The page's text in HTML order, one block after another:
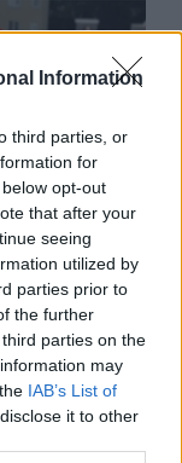
Information
third parties, or
for
opt-out
that after your
seeing
utilized by
parties prior to
the further
parties on the
may
IAB’s List of
it to other
в